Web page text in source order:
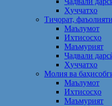
Ҳуҷҷатҳо
Тиҷорат,
Маълумот
Ихтисосҳо
Маъмурият
Ҷадвали
Ҳуҷҷатҳо
Молия ва
Маълумот
Ихтисосҳо
Маъмурият